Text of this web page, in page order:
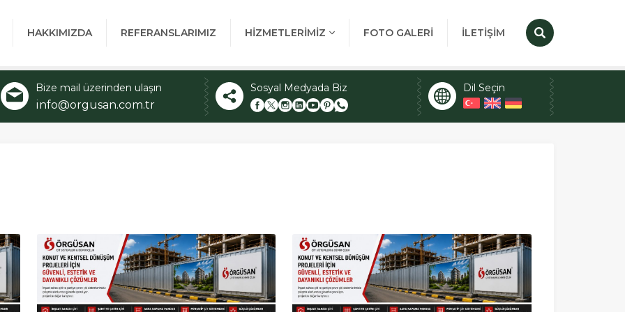
HAKKIMIZDA REFERANSLARIMIZ HİZMETLERİMİZ FOTO GALERİ İLETİŞİM
Bize mail üzerinden ulaşın
info@orgusan.com.tr
Sosyal Medyada Biz Dil Seçin